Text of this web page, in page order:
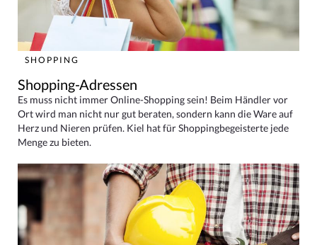
SHOPPING
Shopping-Adressen
Es muss nicht immer Online-Shopping sein! Beim Händler vor
Ort wird man nicht nur gut beraten, sondern kann die Ware auf
Herz und Nieren prüfen. Kiel hat für Shoppingbegeisterte jede
Menge zu bieten.